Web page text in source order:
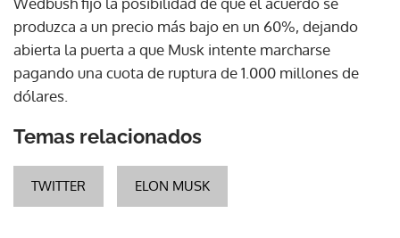
produzca a un precio más bajo en un 60%, dejando
abierta la puerta a que Musk intente marcharse
pagando una cuota de ruptura de 1.000 millones de
dólares.
Temas relacionados
TWITTER ELON MUSK